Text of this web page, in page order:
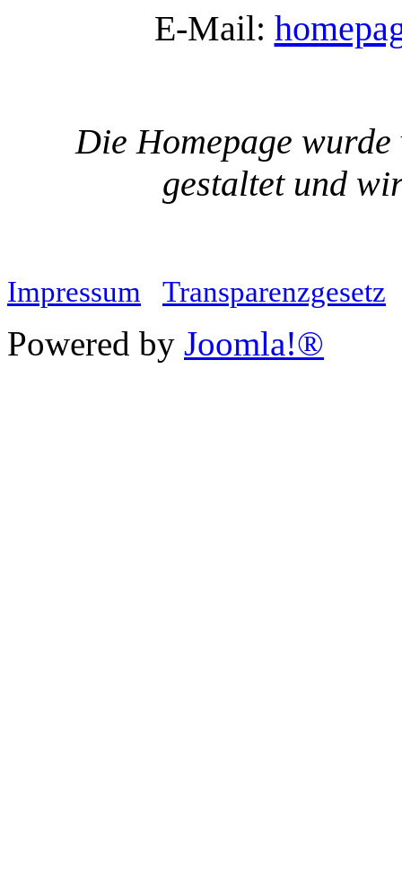
E-Mail:
Die Homepage
gestaltet und
Impressum Transparenzgesetz
Powered by Joomla!®